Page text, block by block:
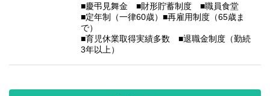
■慶弔見舞金 ■財形貯蓄制度 ■職員食堂
■定年制（一律60歳）■再雇用制度（65歳ま
で）
■育児休業取得実績多数 ■退職金制度（勤続
3年以上）